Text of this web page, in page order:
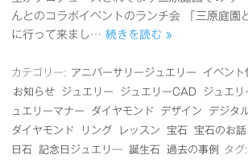
んとのコラボイベントのランチ会 「三原庭園
に行って来まし… 続きを読む »
カテゴリー: アニバーサリージュエリー イベント
お知らせ
ジュエリー ジュエリーCAD ジュエリ
ュエリーマナー
ダイヤモンド デザイン デジタ
ダイヤモンド
リング レッスン 宝石 宝石のお話
日石
記念日ジュエリ― 誕生石 過去の事例 タグ: